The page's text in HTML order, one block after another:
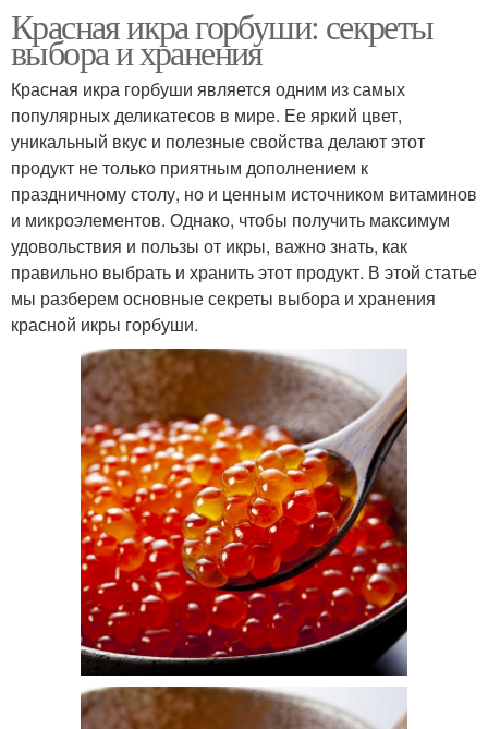
Красная икра горбуши: секреты
выбора и хранения
Красная икра горбуши является одним из самых
популярных деликатесов в мире. Ее яркий цвет,
уникальный вкус и полезные свойства делают этот
продукт не только приятным дополнением к
праздничному столу, но и ценным источником витаминов
и микроэлементов. Однако, чтобы получить максимум
удовольствия и пользы от икры, важно знать, как
правильно выбрать и хранить этот продукт. В этой статье
мы разберем основные секреты выбора и хранения
красной икры горбуши.